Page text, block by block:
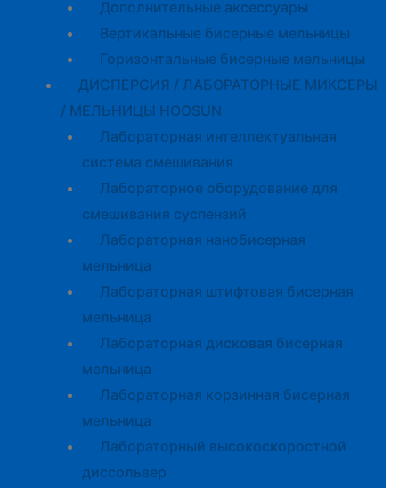
Дополнительные аксессуары
Вертикальные бисерные мельницы
Горизонтальные бисерные мельницы
ДИСПЕРСИЯ / ЛАБОРАТОРНЫЕ МИКСЕРЫ
/ МЕЛЬНИЦЫ HOOSUN
Лабораторная интеллектуальная
система смешивания
Лабораторное оборудование для
смешивания суспензий
Лабораторная нанобисерная
мельница
Лабораторная штифтовая бисерная
мельница
Лабораторная дисковая бисерная
мельница
Лабораторная корзинная бисерная
мельница
Лабораторный высокоскоростной
диссольвер